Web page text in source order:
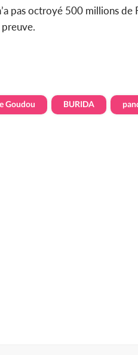
pas octroyé 500 millions
Goudou BURIDA